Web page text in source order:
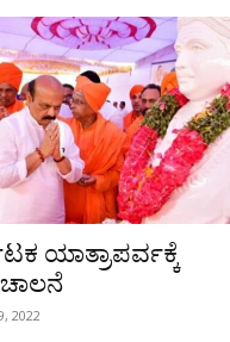
ಯಾತ್ರಾಪರ್ವಕ್ಕೆ
2022